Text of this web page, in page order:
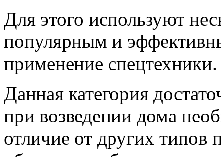
Для этого используют
популярным и
применение спецтехники.
Данная категория
при возведении дома
отличие от других типов